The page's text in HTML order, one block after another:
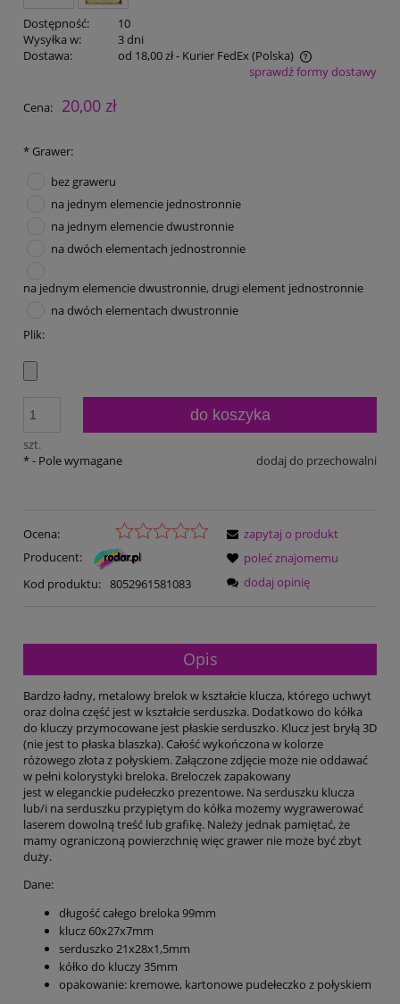
Dostępność:
10
Wysyłka w:
3 dni
Dostawa:
od 18,00 zł- Kurier FedEx(Polska)
Cena nie zawiera ewentualnych kosztów płatnościsprawdź formy dostawy
Cena: 20,00 zł
* Grawer:
bez graweru
na jednym elemencie jednostronnie
na jednym elemencie dwustronnie
na dwóch elementach jednostronnie
na jednym elemencie dwustronnie, drugi element jednostronnie
na dwóch elementach dwustronnie
Plik:
szt.
do koszyka
dodaj do przechowalni
*- Pole wymagane
Ocena:
Producent:
Kod produktu: 8052961581083
zapytaj o produkt
poleć znajomemu
dodaj opinię
Opis
Bardzo ładny, metalowy brelok w kształcie klucza, którego uchwyt
oraz dolna część jest w kształcie serduszka. Dodatkowo do kółka
do kluczy przymocowane jest płaskie serduszko. Klucz jest bryłą 3D
(nie jest to płaska blaszka). Całość wykończona w kolorze
różowego złota z połyskiem. Załączone zdjęcie może nie oddawać
w pełni kolorystyki breloka. Breloczek zapakowany
jest w eleganckie pudełeczko prezentowe. Na serduszku klucza
lub/i na serduszku przypiętym do kółka możemy wygrawerować
laserem dowolną treść lub grafikę. Należy jednak pamiętać, że
mamy ograniczoną powierzchnię więc grawer nie może być zbyt
duży.
Dane:
długość całego breloka 99mm
klucz 60x27x7mm
serduszko 21x28x1,5mm
kółko do kluczy 35mm
opakowanie: kremowe, kartonowe pudełeczko z połyskiem